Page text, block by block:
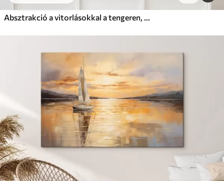
Absztrakció a vitorlásokkal a tengeren, akril stílusban, naplemente